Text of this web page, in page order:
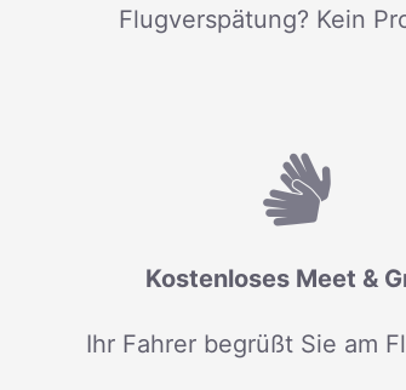
Flugverspätung? Kein
Kostenloses Meet &
Ihr Fahrer begrüßt Sie am